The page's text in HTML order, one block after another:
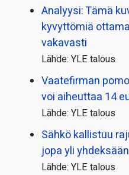
Analyysi: Tämä
kyvyttömiä
vakavasti
Lähde: YLE talous
Vaatefirman
voi aiheuttaa 14
Lähde: YLE talous
Sähkö kallistuu
jopa yli
Lähde: YLE talous